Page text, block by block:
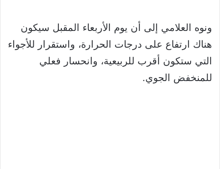
ونوه العلامي إلى أن يوم الأربعاء المقبل سيكون
هناك ارتفاع على درجات الحرارة، واستقرار للأجواء
التي ستكون أقرب للربيعية، وانحسار فعلي
للمنخفض الجوي.